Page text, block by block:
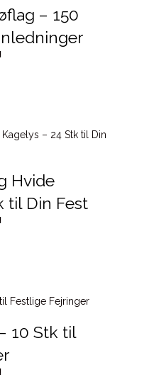
– 150
Hvide
til Din Fest
10 Stk til